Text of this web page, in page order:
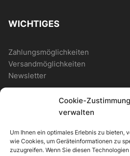
Cookie-Zustimmung
verwalten
Um Ihnen ein optimales Erlebnis zu bieten,
wie Cookies, um Geräteinformationen zu
zuzugreifen. Wenn Sie diesen
WICHTIGES
Zahlungsmöglichkeiten
Versandmöglichkeiten
Newsletter
Photostore
Photostore – Musterseite